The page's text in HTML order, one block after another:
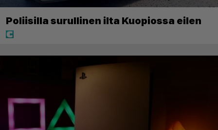
Poliisilla surullinen ilta Kuopiossa eilen